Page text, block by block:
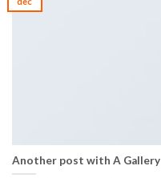
Another post with A Gallery